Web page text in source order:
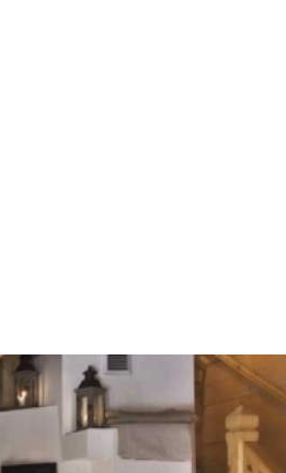
PRZEPISY
CIASTA I DESERY